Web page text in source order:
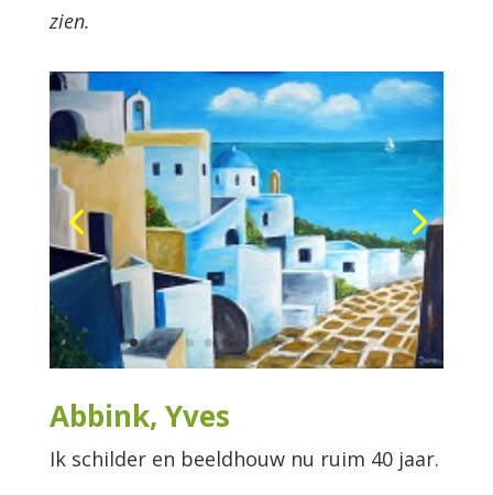
zien.
Abbink, Yves
Ik schilder en beeldhouw nu ruim 40 jaar.